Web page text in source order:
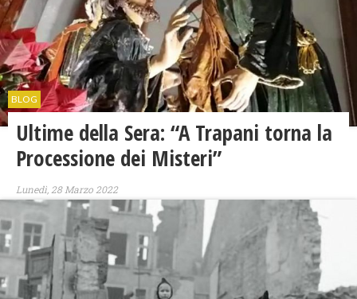
BLOG
Ultime della Sera: “A Trapani torna la
Processione dei Misteri”
Lunedì, 28 Marzo 2022